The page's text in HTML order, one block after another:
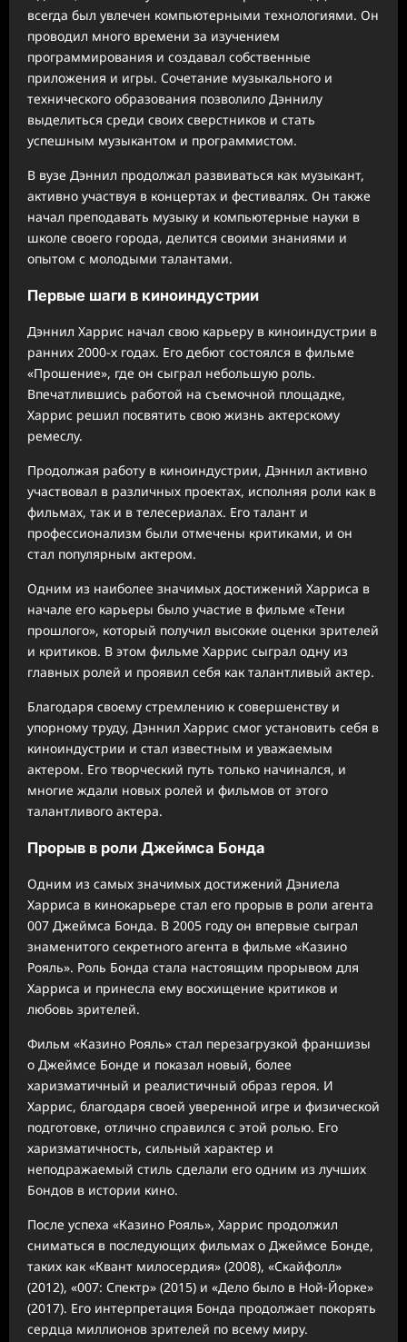
всегда был увлечен компьютерными технологиями. Он
проводил много времени за изучением
программирования и создавал собственные
приложения и игры. Сочетание музыкального и
технического образования позволило Дэннилу
выделиться среди своих сверстников и стать
успешным музыкантом и программистом.
В вузе Дэннил продолжал развиваться как музыкант,
активно участвуя в концертах и фестивалях. Он также
начал преподавать музыку и компьютерные науки в
школе своего города, делится своими знаниями и
опытом с молодыми талантами.
Первые шаги в киноиндустрии
Дэннил Харрис начал свою карьеру в киноиндустрии в
ранних 2000-х годах. Его дебют состоялся в фильме
«Прошение», где он сыграл небольшую роль.
Впечатлившись работой на съемочной площадке,
Харрис решил посвятить свою жизнь актерскому
ремеслу.
Продолжая работу в киноиндустрии, Дэннил активно
участвовал в различных проектах, исполняя роли как в
фильмах, так и в телесериалах. Его талант и
профессионализм были отмечены критиками, и он
стал популярным актером.
Одним из наиболее значимых достижений Харриса в
начале его карьеры было участие в фильме «Тени
прошлого», который получил высокие оценки зрителей
и критиков. В этом фильме Харрис сыграл одну из
главных ролей и проявил себя как талантливый актер.
Благодаря своему стремлению к совершенству и
упорному труду, Дэннил Харрис смог установить себя в
киноиндустрии и стал известным и уважаемым
актером. Его творческий путь только начинался, и
многие ждали новых ролей и фильмов от этого
талантливого актера.
Прорыв в роли Джеймса Бонда
Одним из самых значимых достижений Дэниела
Харриса в кинокарьере стал его прорыв в роли агента
007 Джеймса Бонда. В 2005 году он впервые сыграл
знаменитого секретного агента в фильме «Казино
Рояль». Роль Бонда стала настоящим прорывом для
Харриса и принесла ему восхищение критиков и
любовь зрителей.
Фильм «Казино Рояль» стал перезагрузкой франшизы
о Джеймсе Бонде и показал новый, более
харизматичный и реалистичный образ героя. И
Харрис, благодаря своей уверенной игре и физической
подготовке, отлично справился с этой ролью. Его
харизматичность, сильный характер и
неподражаемый стиль сделали его одним из лучших
Бондов в истории кино.
После успеха «Казино Рояль», Харрис продолжил
сниматься в последующих фильмах о Джеймсе Бонде,
таких как «Квант милосердия» (2008), «Скайфолл»
(2012), «007: Спектр» (2015) и «Дело было в Ной-Йорке»
(2017). Его интерпретация Бонда продолжает покорять
сердца миллионов зрителей по всему миру.